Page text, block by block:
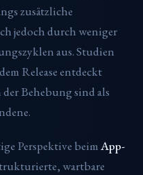
zusätzliche
jedoch durch weniger
aus. Studien
Release entdeckt
Behebung sind als
Perspektive beimApp-
wartbare